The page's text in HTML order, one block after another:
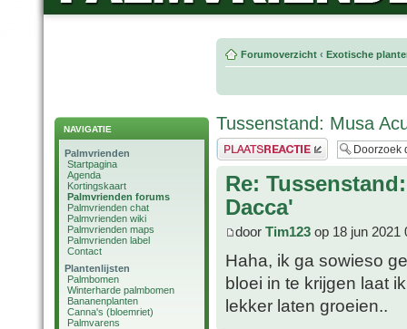
NAVIGATIE
Palmvrienden
Startpagina
Agenda
Kortingskaart
Palmvrienden forums
Palmvrienden chat
Palmvrienden wiki
Palmvrienden maps
Palmvrienden label
Contact
Plantenlijsten
Palmbomen
Winterharde palmbomen
Bananenplanten
Canna's (bloemriet)
Palmvarens
Forumoverzicht ‹ Exotische
Tussenstand: Musa
Plaats een reactie
Re:
Dacca'
door Tim123 op 18 jun 2021
Haha, ik ga sowieso
bloei in te krijgen laat
lekker laten groeien..